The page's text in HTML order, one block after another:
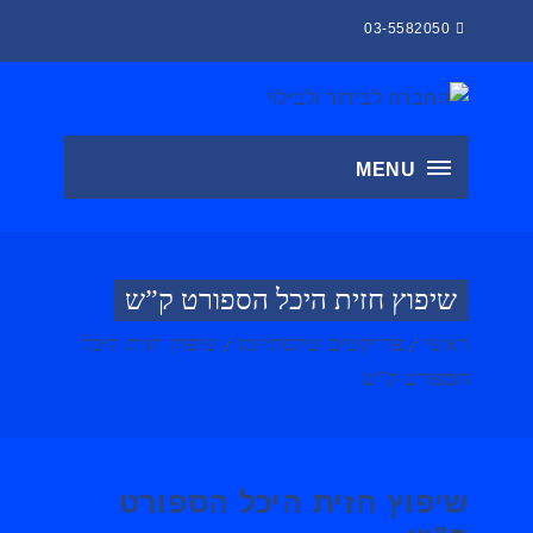
MENU
שיפוץ חזית היכל הספורט ק”ש
ראשי פרויקטים שהסתיימו
שיפוץ חזית היכל
הספורט ק”ש
שיפוץ חזית היכל הספורט